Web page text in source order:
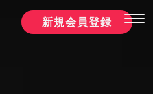
新規会員登録